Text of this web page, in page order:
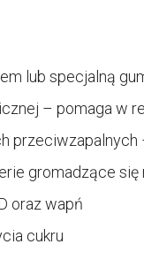
lub specjalną
– pomaga w
przeciwzapalnych
gromadzące
oraz wapń
cukru